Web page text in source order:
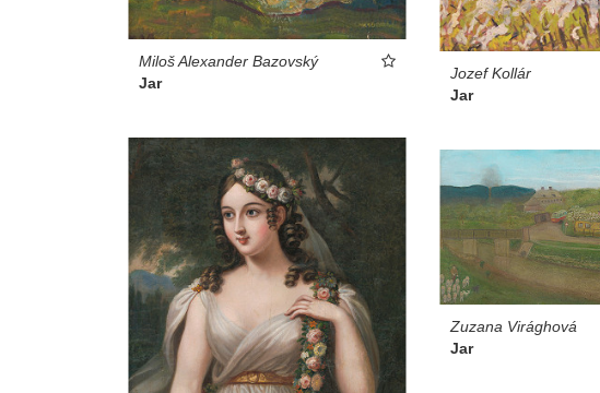
Miloš Alexander Bazovský
Jar
Jozef Kollár
Jar
Zuzana Virághová
Jar